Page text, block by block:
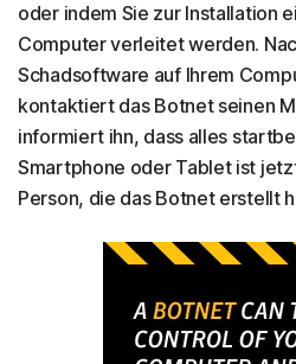
oder indem Sie zur Installation
Computer verleitet werden.
Schadsoftware auf Ihrem
kontaktiert das Botnet seinen
informiert ihn, dass alles
Smartphone oder Tablet ist
Person, die das Botnet erstellt